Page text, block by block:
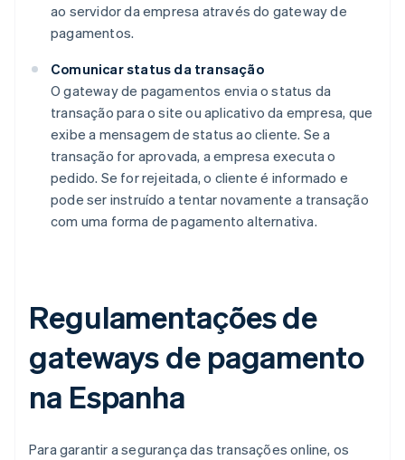
ao servidor da empresa através do gateway de
pagamentos.
Comunicar status da transação
O gateway de pagamentos envia o status da
transação para o site ou aplicativo da empresa, que
exibe a mensagem de status ao cliente. Se a
transação for aprovada, a empresa executa o
pedido. Se for rejeitada, o cliente é informado e
pode ser instruído a tentar novamente a transação
com uma forma de pagamento alternativa.
Regulamentações de
gateways de pagamento
na Espanha
Para garantir a segurança das transações online, os